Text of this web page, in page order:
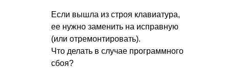
Если вышла из строя клавиатура,
ее нужно заменить на исправную
(или отремонтировать).
Что делать в случае программного
сбоя?